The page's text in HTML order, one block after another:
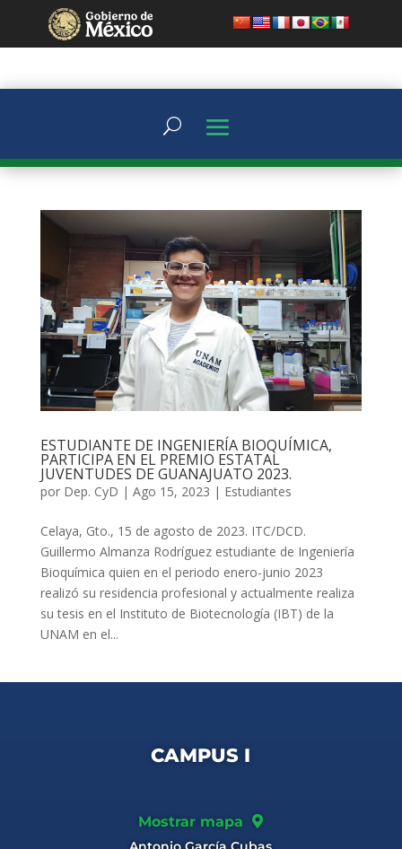
ESTUDIANTE DE INGENIERÍA BIOQUÍMICA,
PARTICIPA EN EL PREMIO ESTATAL
JUVENTUDES DE GUANAJUATO 2023.
por Dep. CyD | Ago 15, 2023 | Estudiantes
Celaya, Gto., 15 de agosto de 2023. ITC/DCD.
Guillermo Almanza Rodríguez estudiante de Ingeniería
Bioquímica quien en el periodo enero-junio 2023
realizó su residencia profesional y actualmente realiza
su tesis en el Instituto de Biotecnología (IBT) de la
UNAM en el...
CAMPUS I
Mostrar mapa